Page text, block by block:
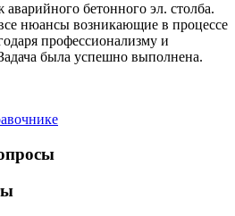
бетонного эл. столба.
нюансы возникающие в процессе
профессионализму и
была успешно выполнена.